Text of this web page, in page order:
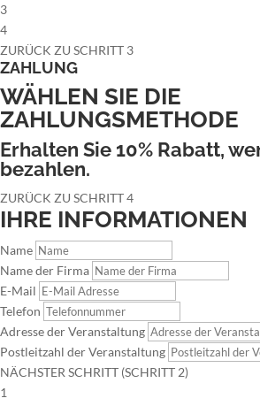
3
4
ZURÜCK ZU SCHRITT 3
ZAHLUNG
WÄHLEN SIE DIE
ZAHLUNGSMETHODE
Erhalten Sie 10% Rabatt,
bezahlen.
ZURÜCK ZU SCHRITT 4
IHRE INFORMATIONEN
Name
Name der Firma
E-Mail
Telefon
Adresse der Veranstaltung
Postleitzahl der Veranstaltung
NÄCHSTER SCHRITT (SCHRITT 2)
1